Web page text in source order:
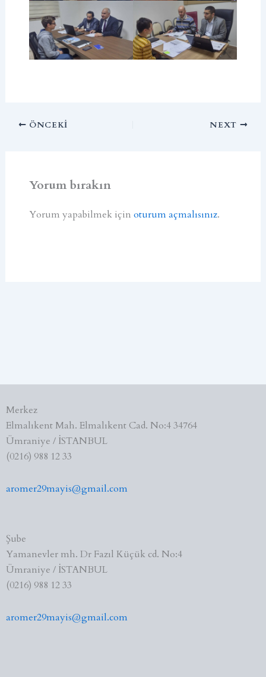
ÖNCEKI NEXT
Yorum bırakın
Yorum yapabilmek için oturum açmalısınız.
Merkez
Elmalıkent Mah. Elmalıkent Cad. No:4 34764
Ümraniye / İSTANBUL
(0216) 988 12 33
aromer29mayis@gmail.com
Şube
Yamanevler mh. Dr Fazıl Küçük cd. No:4
Ümraniye / İSTANBUL
(0216) 988 12 33
aromer29mayis@gmail.com